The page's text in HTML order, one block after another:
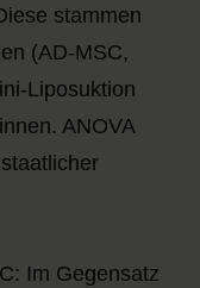
stammen
(AD-MSC,
Liposuktion
ANOVA
Im Gegensatz